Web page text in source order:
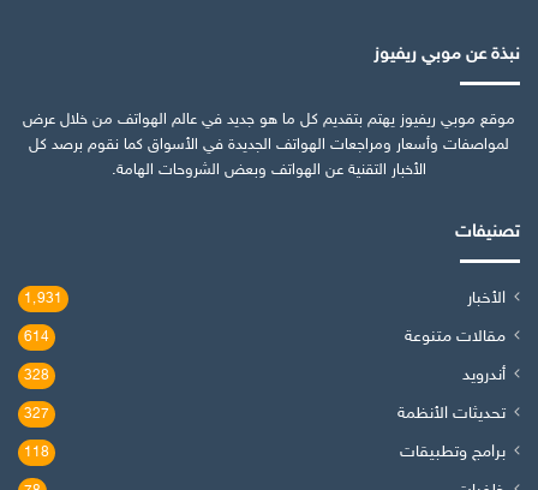
نبذة عن موبي ريفيوز
موقع موبي ريفيوز يهتم بتقديم كل ما هو جديد في عالم الهواتف من خلال عرض
لمواصفات وأسعار ومراجعات الهواتف الجديدة في الأسواق كما نقوم برصد كل
الأخبار التقنية عن الهواتف وبعض الشروحات الهامة.
تصنيفات
الأخبار 1٬931
مقالات متنوعة 614
أندرويد 328
تحديثات الأنظمة 327
برامج وتطبيقات 118